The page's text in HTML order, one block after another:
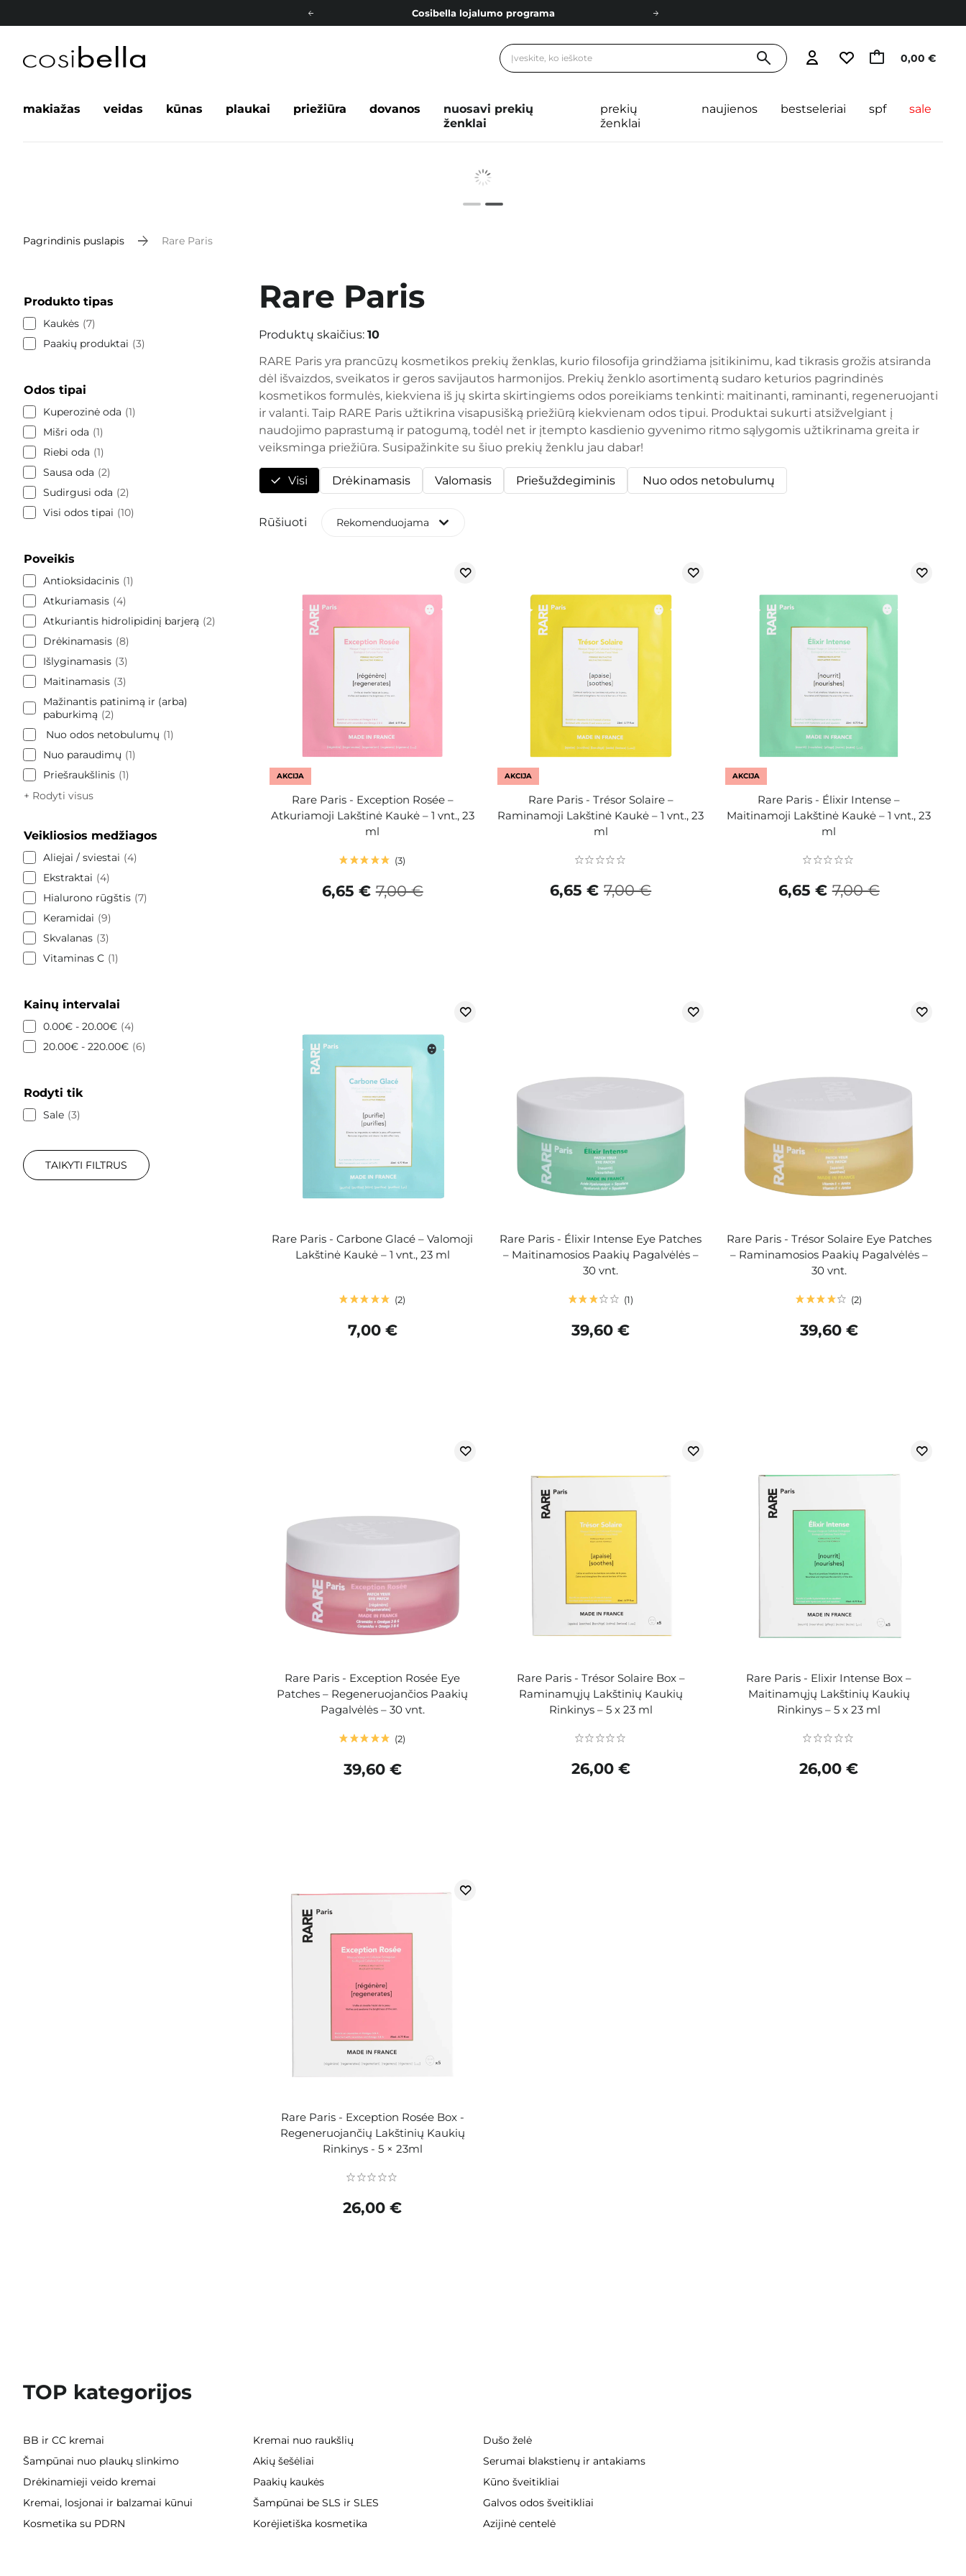
Dovanų Kortelės
Nemokamas pristatymas nuo 40,00 €
0,00 €
makiažas veidas kūnas plaukai priežiūra dovanos
nuosavi prekių
ženklai
prekių
ženklai
naujienos bestseleriai spf sale
Pagrindinis puslapis Rare Paris
Produkto tipas
Kaukės 7
Paakių produktai
3
Odos tipai
Kuperozinė oda
1
Mišri oda
1
Riebi oda
1
Sausa oda
2
Sudirgusi oda
2
Visi odos tipai
10
Poveikis
Antioksidacinis 1
Atkuriamasis 4
Atkuriantis hidrolipidinį barjerą
2
Drėkinamasis 8
Išlyginamasis 3
Maitinamasis 3
Mažinantis patinimą ir (arba)
paburkimą
2
Nuo odos netobulumų
1
Nuo paraudimų
1
Priešraukšlinis 1
+ Rodyti visus
Veikliosios medžiagos
Aliejai / sviestai
4
Ekstraktai
4
Hialurono rūgštis 7
Keramidai
9
Skvalanas 3
Vitaminas C 1
Kainų intervalai
0.00€ - 20.00€ 4
20.00€ - 220.00€ 6
Rodyti tik
Sale 3
TAIKYTI FILTRUS
Rare Paris
Produktų skaičius: 10
RARE Parisyra prancūzų kosmetikos prekių ženklas, kurio filosofija grindžiama įsitikinimu, kad tikrasis grožis atsiranda
dėl išvaizdos, sveikatos ir geros savijautos harmonijos. Prekių ženklo asortimentą sudaro keturios pagrindinės
kosmetikos formulės, kiekviena iš jų skirta skirtingiems odos poreikiams tenkinti: maitinanti, raminanti, regeneruojanti
ir valanti. Taip RARE Parisužtikrina visapusišką priežiūrą kiekvienam odos tipui. Produktai sukurti atsižvelgiant į
naudojimo paprastumą ir patogumą, todėl net ir įtempto kasdienio gyvenimo ritmo sąlygomis užtikrinama greita ir
veiksminga priežiūra. Susipažinkite su šiuo prekių ženklu jau dabar!
Visi Drėkinamasis Valomasis Priešuždegiminis Nuo odos netobulumų
Rūšiuoti Rekomenduojama
AKCIJA
Rare Paris - Exception Rosée –
Atkuriamoji Lakštinė Kaukė – 1 vnt., 23
ml
3
7,00 €
6,65 €
AKCIJA
Rare Paris - Trésor Solaire –
Raminamoji Lakštinė Kaukė – 1 vnt., 23
ml
7,00 €
6,65 €
AKCIJA
Rare Paris - Élixir Intense –
Maitinamoji Lakštinė Kaukė – 1 vnt., 23
ml
7,00 €
6,65 €
Rare Paris - Carbone Glacé – Valomoji
Lakštinė Kaukė – 1 vnt., 23 ml
2
7,00 €
Rare Paris - Élixir Intense Eye Patches
– Maitinamosios Paakių Pagalvėlės –
30 vnt.
1
39,60 €
Rare Paris - Trésor Solaire Eye Patches
– Raminamosios Paakių Pagalvėlės –
30 vnt.
2
39,60 €
Rare Paris - Exception Rosée Eye
Patches – Regeneruojančios Paakių
Pagalvėlės – 30 vnt.
2
39,60 €
Rare Paris - Trésor Solaire Box –
Raminamųjų Lakštinių Kaukių
Rinkinys – 5 x 23 ml
26,00 €
Rare Paris - Elixir Intense Box –
Maitinamųjų Lakštinių Kaukių
Rinkinys – 5 x 23 ml
26,00 €
Rare Paris - Exception Rosée Box -
Regeneruojančių Lakštinių Kaukių
Rinkinys - 5 × 23ml
26,00 €
TOP kategorijos
BB ir CC kremai Kremai nuo raukšlių
Dušo želė
Šampūnai nuo plaukų slinkimo
Akių šešėliai
Serumai blakstienų ir antakiams
Drėkinamieji veido kremai
Paakių kaukės
Kūno šveitikliai
Kremai, losjonai ir balzamai kūnui
Šampūnai be SLS ir SLES
Galvos odos šveitikliai
Kosmetika su PDRN
Korėjietiška kosmetika Azijinė centelė